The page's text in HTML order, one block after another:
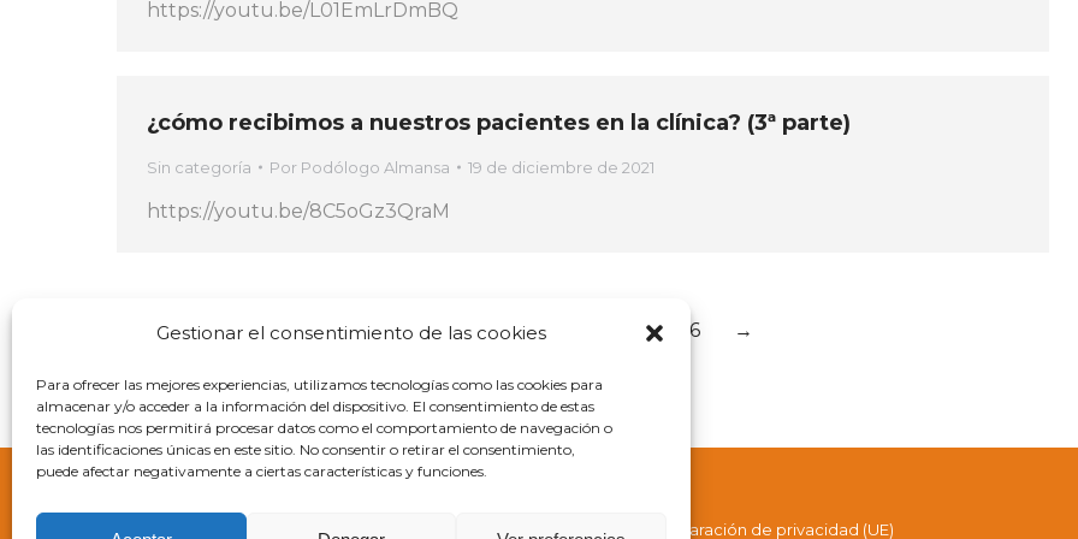
Gestionar el consentimiento de las cookies
Para ofrecer las mejores experiencias, utilizamos tecnologías como las cookies para
almacenar y/o acceder a la información del dispositivo. El consentimiento de estas
tecnologías nos permitirá procesar datos como el comportamiento de navegación o
las identificaciones únicas en este sitio. No consentir o retirar el consentimiento,
puede afectar negativamente a ciertas características y funciones.
https://youtu.be/L01EmLrDmBQ
¿cómo recibimos a nuestros pacientes en la clínica? (3ª parte)
Sin categoría Por Podólogo Almansa 19 de diciembre de 2021
https://youtu.be/8C5oGz3QraM
← 1 2 5 6 →
Política de cookies (UE) Declaración de privacidad (UE)